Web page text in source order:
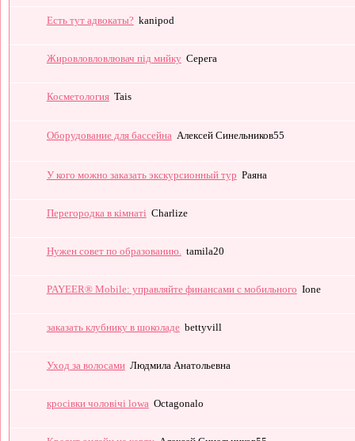
Есть тут адвокаты? kanipod
Жировловловлювач під мийку Серега
Косметология Tais
Оборудование для бассейна Алексей Синельников55
У кого можно заказать экскурсионный тур Раяна
Перегородка в кімнаті Charlize
Нужен совет по образованию. tamila20
PAYEER® Mobile: управляйте финансами с мобильного Ione
заказать клубнику в шоколаде bettyvill
Уход за волосами Людмила Анатольевна
кросівки чоловічі lowa Octagonalo